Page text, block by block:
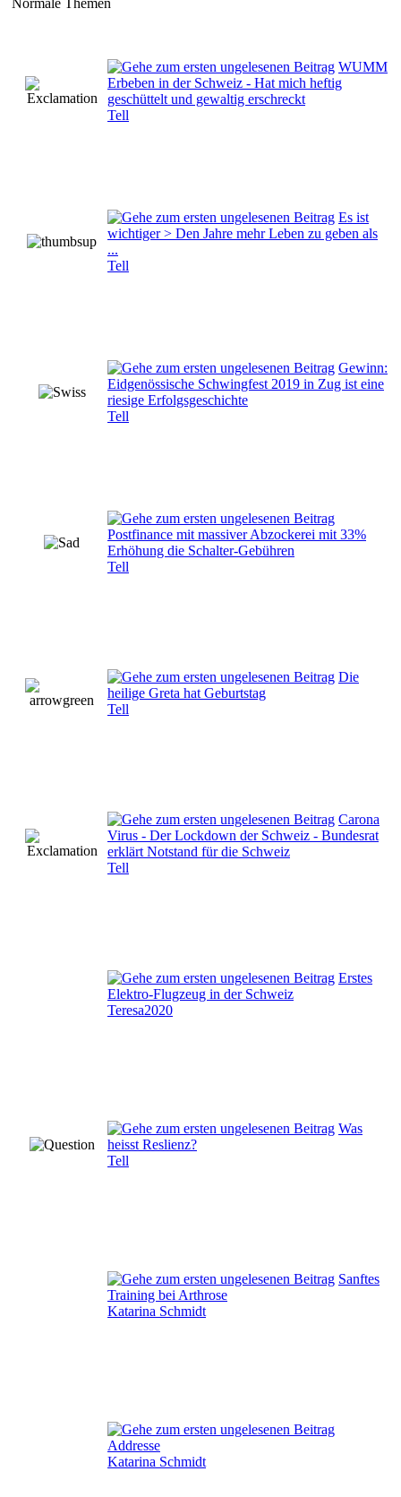
WUMM
Erbeben in der Schweiz - Hat mich heftig
geschüttelt und gewaltig erschreckt
Tell
Es ist
wichtiger > Den Jahre mehr Leben zu geben als
...
Tell
Gewinn:
Eidgenössische Schwingfest 2019 in Zug ist eine
riesige Erfolgsgeschichte
Tell
Postfinance mit massiver Abzockerei mit 33%
Erhöhung die Schalter-Gebühren
Tell
Die
heilige Greta hat Geburtstag
Tell
Carona
Virus - Der Lockdown der Schweiz - Bundesrat
erklärt Notstand für die Schweiz
Tell
Erstes
Elektro-Flugzeug in der Schweiz
Teresa2020
Was
heisst Reslienz?
Tell
Sanftes
Training bei Arthrose
Katarina Schmidt
Addresse
Katarina Schmidt